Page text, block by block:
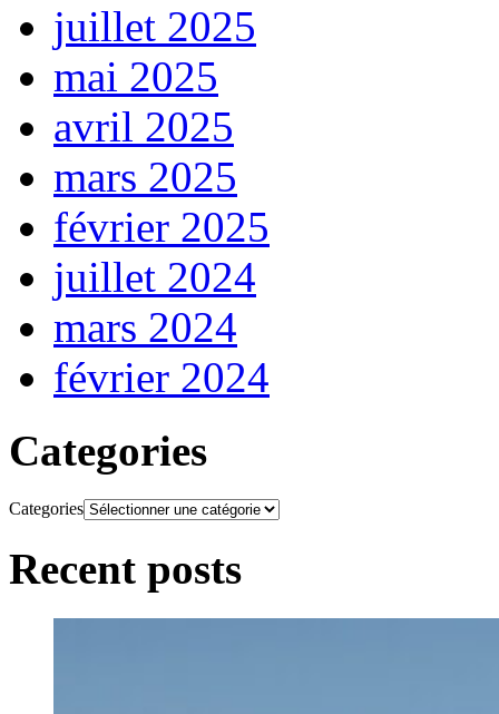
juillet 2025
mai 2025
avril 2025
mars 2025
février 2025
juillet 2024
mars 2024
février 2024
Categories
Categories
Recent posts